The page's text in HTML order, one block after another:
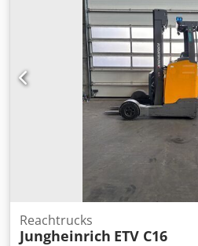
batterijspanning:48 V,
voorbandmaat:
180/60-10,
totaalgewicht:3.630 kg, 5185006
Specificaties van de accu: 48 V, 4
Chsdpjzfduaofx Acaea
Reachtrucks
Jungheinrich ETV C16